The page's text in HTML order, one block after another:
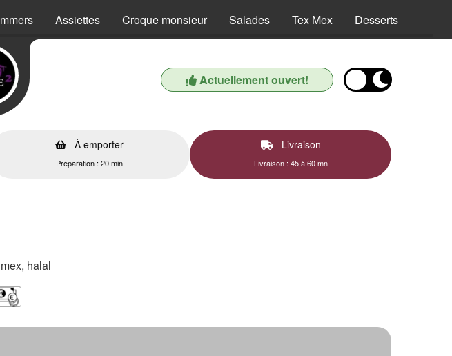
Assiettes Croque monsieur Salades Tex Mex Desserts
Actuellement ouvert!
À emporter
Préparation : 20 min
Livraison
Livraison : 45 à 60 mn
halal